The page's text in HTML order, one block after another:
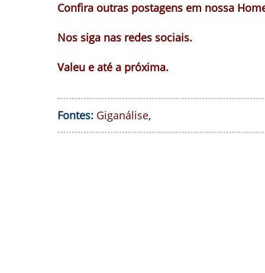
Confira outras postagens em nossa
Nos siga nas redes sociais.
Valeu e até a próxima.
Fontes: Giganálise,